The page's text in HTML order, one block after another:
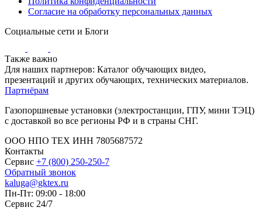
Согласие на обработку персональных данных
Социальные сети и Блоги
Также важно
Для наших партнеров: Каталог обучающих видео,
презентаций и других обучающих, технических материалов.
Партнёрам
Газопоршневые установки (электростанции, ГПУ, мини ТЭЦ)
с доставкой во все регионы РФ и в страны СНГ.
ООО НПО ТЕХ ИНН 7805687572
Контакты
Сервис +7 (800) 250-250-7
Обратный звонок
kaluga@gktex.ru
Пн-Пт: 09:00 - 18:00
Сервис 24/7